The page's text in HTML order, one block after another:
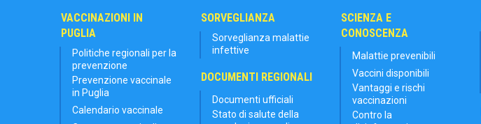
VACCINAZIONI IN
PUGLIA
Politiche regionali per la
prevenzione
Prevenzione vaccinale
in Puglia
Calendario vaccinale
SORVEGLIANZA
Sorveglianza malattie
infettive
DOCUMENTI REGIONALI
Documenti ufficiali
Stato di salute della
SCIENZA E
CONOSCENZA
Malattie prevenibili
Vaccini disponibili
Vantaggi e rischi
vaccinazioni
Contro la